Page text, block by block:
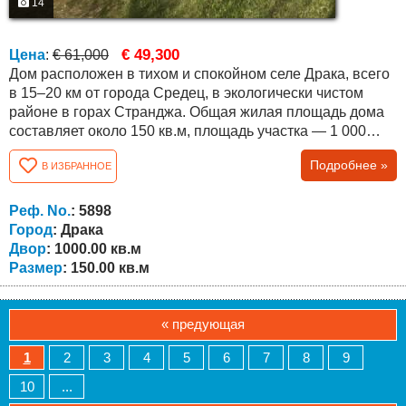
14
Цена: € 61,000 € 49,300
Дом расположен в тихом и спокойном селе Драка, всего
в 15–20 км от города Средец, в экологически чистом
районе в горах Странджа. Общая жилая площадь дома
составляет около 150 кв.м, площадь участка — 1 000
кв.м. Лестницы между этажами наружные.
Недвижимость предлагает прекрасный вид на
окружающую местность. Планировка следующая:
Первый этаж — кухня, гостиная, кладовое помещение,
В ИЗБРАННОЕ Подробнее »
Реф. No.: 5898
Город: Драка
Двор: 1000.00 кв.м
Размер: 150.00 кв.м
« предующая
1 2 3 4 5 6 7 8
9
10
...